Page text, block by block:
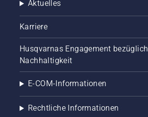
Aktuelles
Karriere
Husqvarnas Engagement bezüglich
Nachhaltigkeit
E-COM-Informationen
Rechtliche Informationen